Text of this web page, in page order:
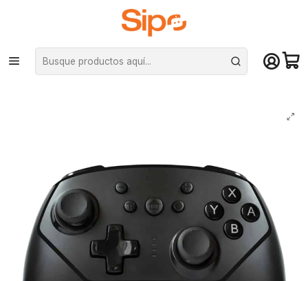
¡Compra hasta mediodía y recibe hoy! De lunes a sábado en el gran
Santiago. Envío gratis desde $29.990
Computación y Gamers Joystick y simuladores
Control Joystick mando Mind inalámbrico para N-Switch / Switch lite / PS3
/ android